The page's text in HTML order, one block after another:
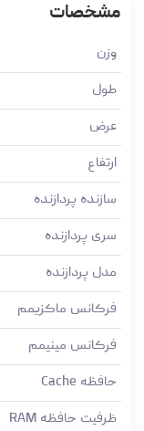
مشخصات
وزن
طول
عرض
ارتفاع
سازنده پردازنده
سری پردازنده
مدل پردازنده
فرکانس ماکزیمم
فرکانس مینیمم
حافظه Cache
ظرفیت حافظه RAM